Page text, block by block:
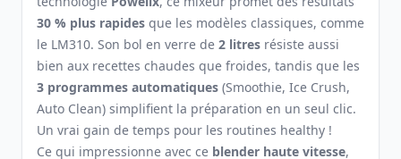
30 % plus rapides que les modèles classiques, comme
le LM310. Son bol en verre de 2 litres résiste aussi
bien aux recettes chaudes que froides, tandis que les
3 programmes automatiques (Smoothie, Ice Crush,
Auto Clean) simplifient la préparation en un seul clic.
Un vrai gain de temps pour les routines healthy !
Ce qui impressionne avec ce blender haute vitesse,